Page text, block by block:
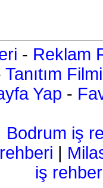
- Reklam
Tanıtım Filmi
Yap -
Bodrum iş
|
iş